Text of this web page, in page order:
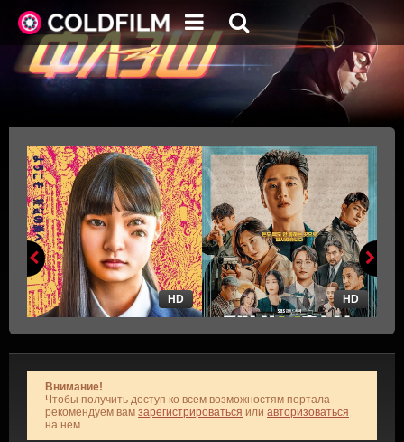
HD HD
Внимание!
Чтобы получить доступ ко всем возможностям портала -
рекомендуем вам зарегистрироваться или авторизоваться
на нем.